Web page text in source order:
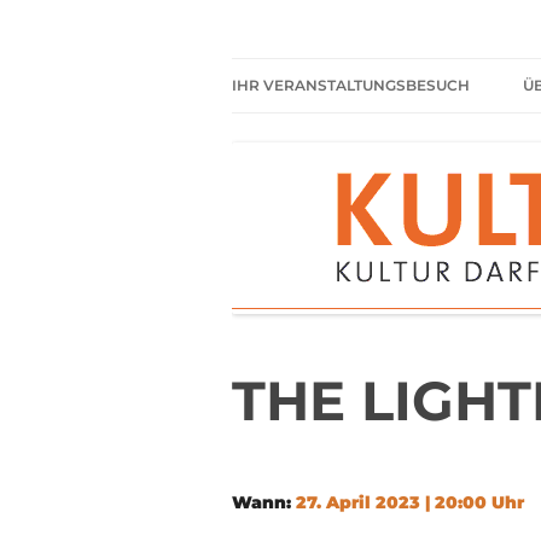
IHR VERANSTALTUNGSBESUCH
HIER HABEN SIE IMMER
FREIEN EINTRITT
SHARED READING
REGELN FÜR KULTURPARKETT
THE
Wann: 27. April 2023 | 20:00 Uhr